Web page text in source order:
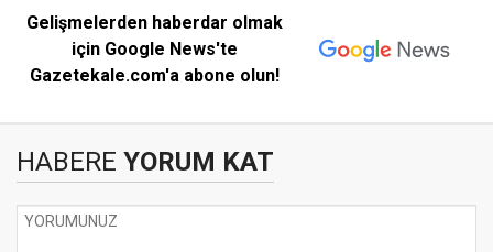
Gelişmelerden haberdar olmak
için Google News'te
Gazetekale.com'a abone olun!
HABERE YORUM KAT